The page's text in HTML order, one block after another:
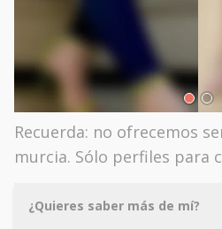
Recuerda: no ofrecemos
murcia. Sólo perfiles para
¿Quieres saber más de mí?